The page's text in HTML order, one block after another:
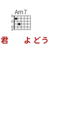
君
Am7
よ どう